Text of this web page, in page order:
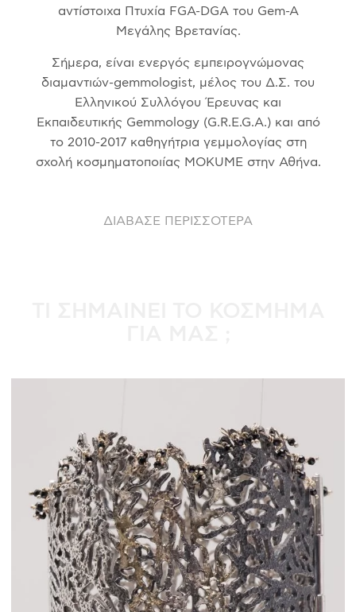
αντίστοιχα Πτυχία FGA-DGA του Gem-A
Μεγάλης Βρετανίας.
Σήμερα, είναι ενεργός εμπειρογνώμονας
διαμαντιών-gemmologist, μέλος του Δ.Σ. του
Ελληνικού Συλλόγου Έρευνας και
Εκπαιδευτικής Gemmology (G.R.E.G.A.) και από
το 2010-2017 καθηγήτρια γεμμολογίας στη
σχολή κοσμηματοποιίας MOKUME στην Αθήνα.
ΔΙΑΒΑΣΕ ΠΕΡΙΣΣΟΤΕΡΑ